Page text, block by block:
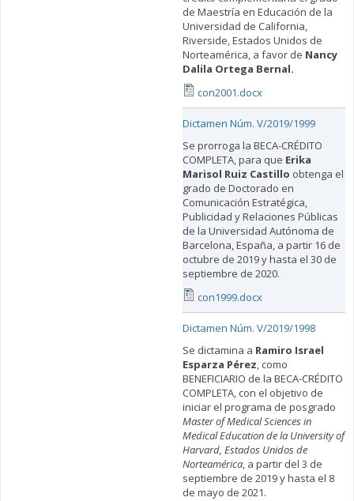
de Maestría en Educación de la
Universidad de California,
Riverside, Estados Unidos de
Norteamérica, a favor de Nancy
Dalila Ortega Bernal.
con2001.docx
Dictamen Núm. V/2019/1999
Se prorroga la BECA-CRÉDITO
COMPLETA, para que Erika
Marisol Ruiz Castillo obtenga el
grado de Doctorado en
Comunicación Estratégica,
Publicidad y Relaciones Públicas
de la Universidad Autónoma de
Barcelona, España, a partir 16 de
octubre de 2019 y hasta el 30 de
septiembre de 2020.
con1999.docx
Dictamen Núm. V/2019/1998
Se dictamina a Ramiro Israel
Esparza Pérez, como
BENEFICIARIO de la BECA-CRÉDITO
COMPLETA, con el objetivo de
iniciar el programa de posgrado
Master of Medical Sciences in
Medical Education de la University of
Harvard, Estados Unidos de
Norteamérica, a partir del 3 de
septiembre de 2019 y hasta el 8
de mayo de 2021.